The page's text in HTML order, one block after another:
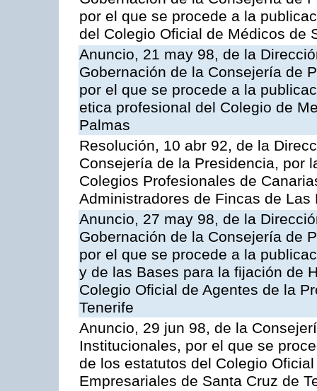
por el que se procede a la
del Colegio Oficial de Médicos de
Anuncio, 21 may 98, de la
Gobernación de la Consejería de
por el que se procede a la
etica profesional del Colegio de
Palmas
Resolución, 10 abr 92, de la
Consejería de la Presidencia, por
Colegios Profesionales de
Administradores de Fincas de Las
Anuncio, 27 may 98, de la
Gobernación de la Consejería de
por el que se procede a la
y de las Bases para la fijación de
Colegio Oficial de Agentes de la
Tenerife
Anuncio, 29 jun 98, de la
Institucionales, por el que se
de los estatutos del Colegio
Empresariales de Santa Cruz de